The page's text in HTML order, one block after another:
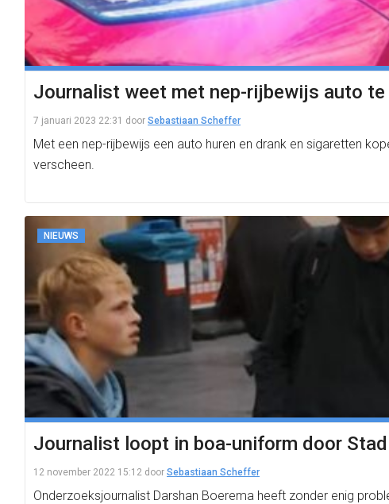
Journalist weet met nep-rijbewijs auto
7 januari 2023 22:31 door Sebastiaan Scheffer
Met een nep-rijbewijs een auto huren en drank en sigaretten
verscheen.
NIEUWS
Journalist loopt in boa-uniform door
12 november 2022 15:12 door Sebastiaan Scheffer
Onderzoeksjournalist Darshan Boerema heeft zonder enig